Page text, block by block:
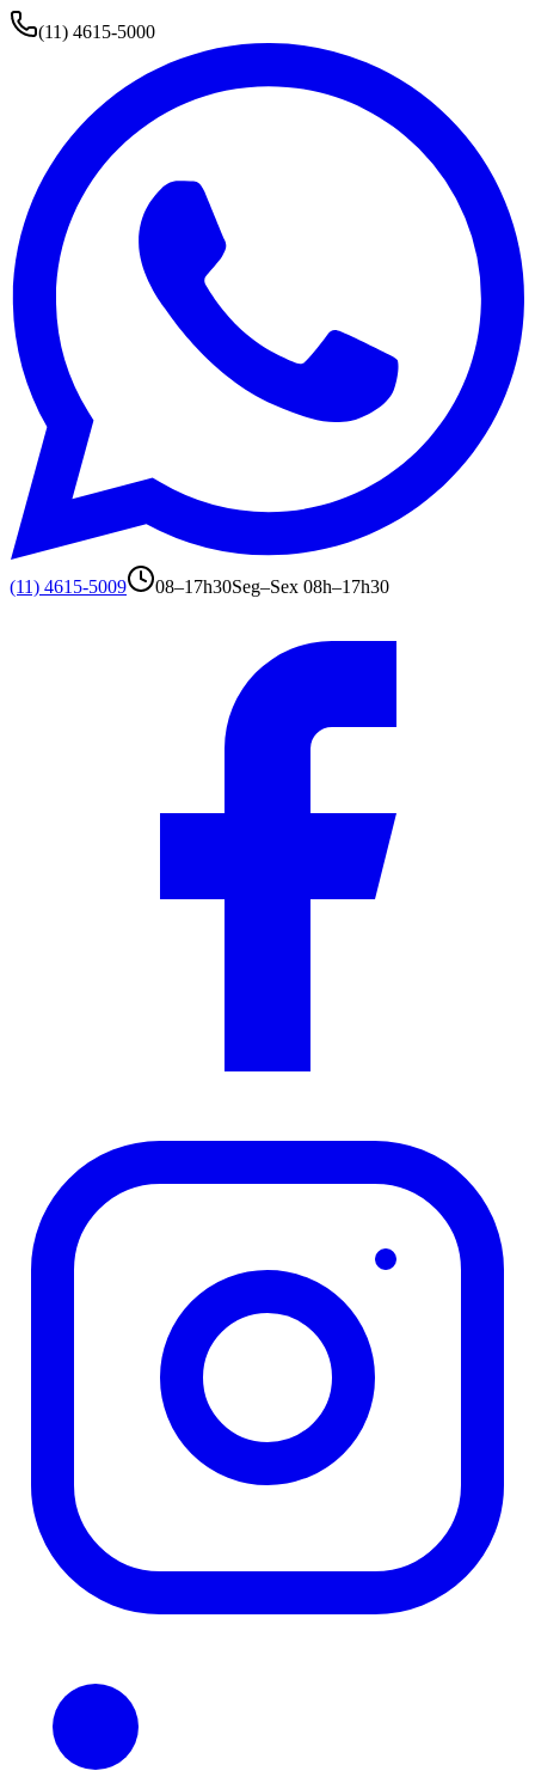
(11) 4615-5000
(11) 4615-5009 08–17h30Seg–Sex 08h–17h30